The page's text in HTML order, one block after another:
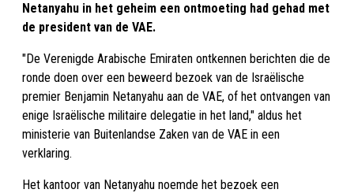
Netanyahu in het geheim een ontmoeting had gehad met
de president van de VAE.
"De Verenigde Arabische Emiraten ontkennen berichten die de
ronde doen over een beweerd bezoek van de Israëlische
premier Benjamin Netanyahu aan de VAE, of het ontvangen van
enige Israëlische militaire delegatie in het land," aldus het
ministerie van Buitenlandse Zaken van de VAE in een
verklaring.
Het kantoor van Netanyahu noemde het bezoek een